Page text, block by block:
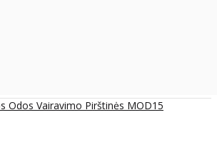
Odos Vairavimo Pirštinės MOD15